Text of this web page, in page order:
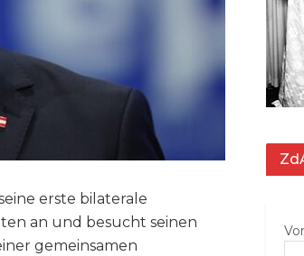
erste bilaterale
an und besucht seinen
gemeinsamen